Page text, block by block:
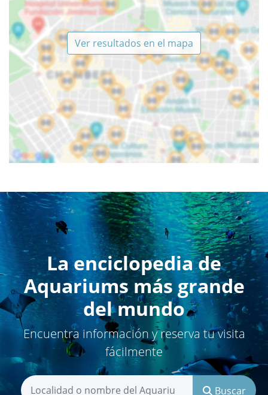
Ver resultados en el mapa
La enciclopedia de
Aquariums más grande
del mundo
Encuentra información y reserva tu visita
fácilmente
Buscar